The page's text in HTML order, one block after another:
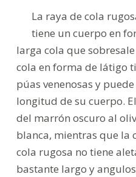
La raya de cola
tiene un cuerpo en
larga cola que
cola en forma de látigo
púas venenosas y
longitud de su cuerpo.
del marrón oscuro al
blanca, mientras que la
cola rugosa no tiene
bastante largo y